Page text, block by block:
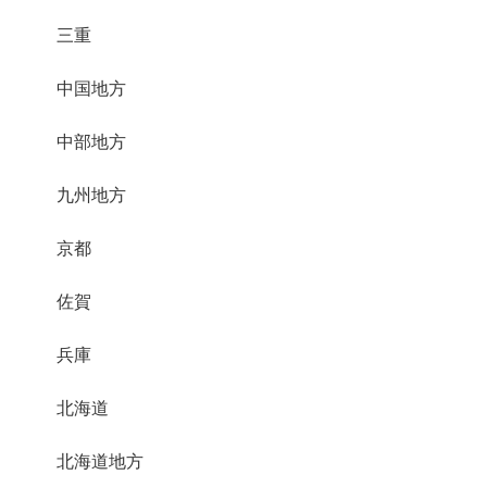
三重
中国地方
中部地方
九州地方
京都
佐賀
兵庫
北海道
北海道地方